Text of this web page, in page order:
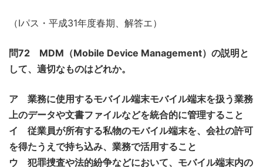
（Iパス・平成31年度春期、解答エ）
問72 MDM（Mobile Device Management）の説明と
して、適切なものはどれか。
ア 業務に使用するモバイル端末モバイル端末を扱う業務
上のデータや文書ファイルなどを統合的に管理すること
イ 従業員が所有する私物のモバイル端末を、会社の許可
を得たうえで持ち込み、業務で活用すること
ウ 犯罪捜査や法的紛争などにおいて、モバイル端末内の